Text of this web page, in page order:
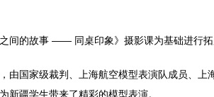
间的故事 —— 同桌印象》摄影课为基础进行拓
由国家级裁判、上海航空模型表演队成员、上
新疆学生带来了精彩的模型表演。